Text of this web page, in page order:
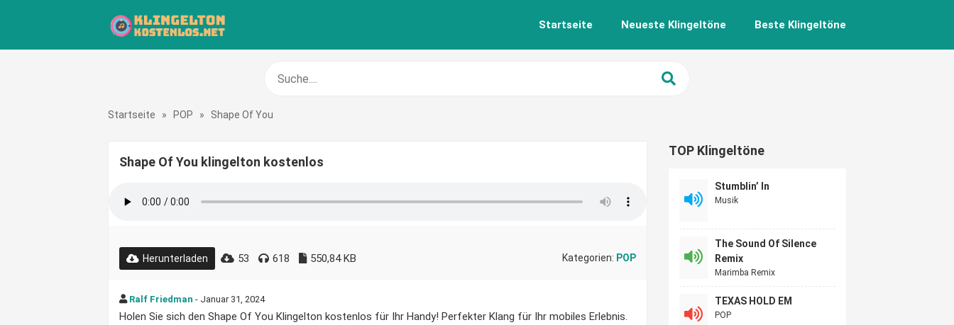
Startseite Neueste Klingeltöne Beste Klingeltöne
Startseite » POP » Shape Of You
Shape Of You klingelton kostenlos
Herunterladen 53 618 550,84 KB Kategorien: POP
Ralf Friedman - Januar 31, 2024
Holen Sie sich den Shape Of You Klingelton kostenlos für Ihr Handy! Perfekter Klang für Ihr mobiles Erlebnis.
TOP Klingeltöne
Stumblin’ In
Musik
The Sound Of Silence
Remix
Marimba Remix
TEXAS HOLD EM
POP